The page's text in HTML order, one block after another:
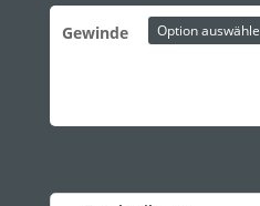
Gewinde